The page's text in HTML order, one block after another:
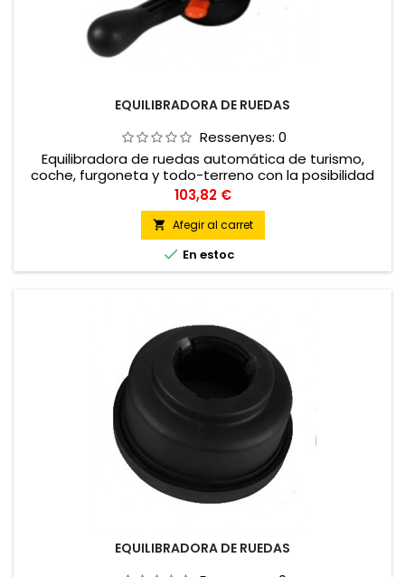
EQUILIBRADORA DE RUEDAS
Ressenyes: 0
Equilibradora de ruedas automática de turismo,
coche, furgoneta y todo-terreno con la posibilidad
de equilibrar ruedas de moto
Preu
103,82 €
 Afegir al carret
 En estoc
EQUILIBRADORA DE RUEDAS